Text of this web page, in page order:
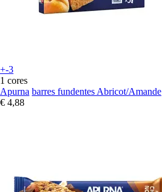
+-3
1 cores
Apurna barres fundentes Abricot/Amande
€ 4,88